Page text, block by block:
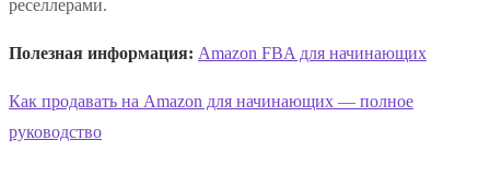
реселлерами.
Полезная информация: Amazon FBA для начинающих
Как продавать на Amazon для начинающих — полное
руководство